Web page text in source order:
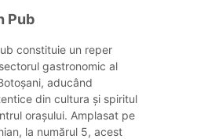
Pub
constituie un reper
gastronomic al
aducând
din cultura și spiritul
orașului. Amplasat pe
la numărul 5, acest